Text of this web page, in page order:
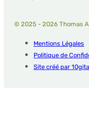
© 2025 - 2026 Thomas
Mentions Légales
Politique de
Site créé par